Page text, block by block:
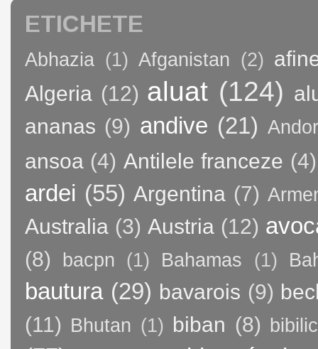
ETICHETE
Abhazia (1) Afganistan (2)
Algeria (12) aluat (124)
ananas (9) andive (21)
ansoa (4) Antilele franceze (4)
ardei (55) Argentina (7)
Australia (3) Austria (12)
(8) bacpn (1) Bahamas (1)
bautura (29) bavarois (9)
(11) Bhutan (1) biban (8)